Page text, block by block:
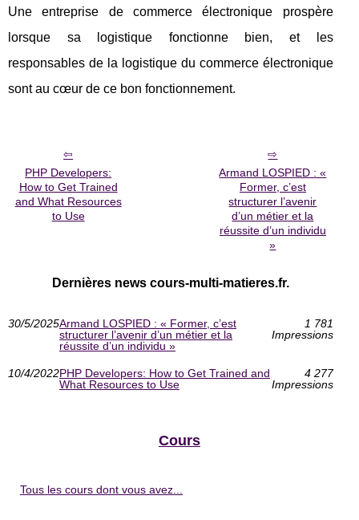
Une entreprise de commerce électronique prospère
lorsque sa logistique fonctionne bien, et les
responsables de la logistique du commerce électronique
sont au cœur de ce bon fonctionnement.
PHP Developers:
How to Get Trained
and What Resources
to Use
Armand LOSPIED : «
Former, c’est
structurer l’avenir
d’un métier et la
réussite d’un individu
»
Dernières news cours-multi-matieres.fr.
30/5/2025Armand LOSPIED : « Former, c’est
structurer l’avenir d’un métier et la
réussite d’un individu »
1 781
Impressions
10/4/2022PHP Developers: How to Get Trained and
What Resources to Use
4 277
Impressions
Cours
Tous les cours dont vous avez...